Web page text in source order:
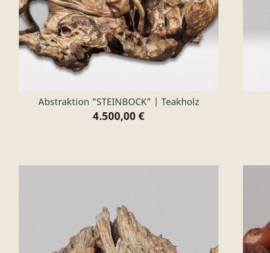
Abstraktion "STEINBOCK" | Teakholz
Preis
4.500,00 €